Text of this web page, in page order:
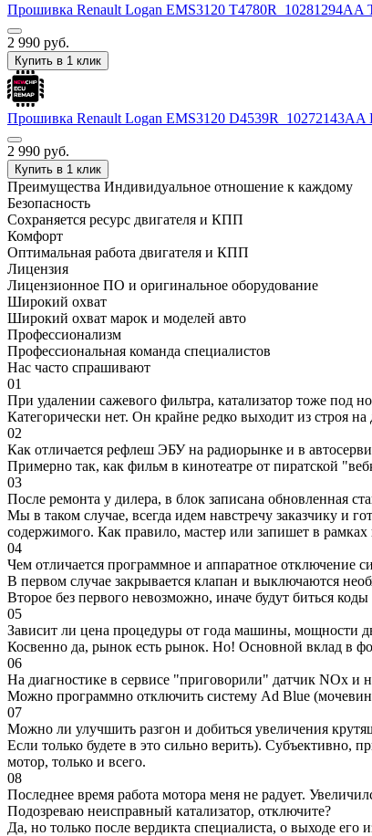
Прошивка Renault Logan EMS3120
2 990 руб.
Купить в 1 клик
Прошивка Renault Logan EMS3120
2 990 руб.
Купить в 1 клик
Преимущества Индивидуальное отношение к каждому
Безопасность
Сохраняется ресурс двигателя и КПП
Комфорт
Оптимальная работа двигателя и КПП
Лицензия
Лицензионное ПО и оригинальное оборудование
Широкий охват
Широкий охват марок и моделей авто
Профессионализм
Профессиональная команда специалистов
Нас часто спрашивают
01
При удалении сажевого фильтра, катализатор тоже под
Категорически нет. Он крайне редко выходит из строя на
02
Как отличается рефлеш ЭБУ на радиорынке и в
Примерно так, как фильм в кинотеатре от пиратской
03
После ремонта у дилера, в блок записана обновленная
Мы в таком случае, всегда идем навстречу заказчику и
содержимого. Как правило, мастер или запишет в
04
Чем отличается программное и аппаратное отключение
В первом случае закрывается клапан и выключаются
Второе без первого невозможно, иначе будут биться
05
Зависит ли цена процедуры от года машины, мощности
Косвенно да, рынок есть рынок. Но! Основной вклад в
06
На диагностике в сервисе "приговорили" датчик NOx и
Можно программно отключить систему Ad Blue
07
Можно ли улучшить разгон и добиться увеличения
Если только будете в это сильно верить). Субъективно,
мотор, только и всего.
08
Последнее время работа мотора меня не радует.
Подозреваю неисправный катализатор, отключите?
Да, но только после вердикта специалиста, о выходе его